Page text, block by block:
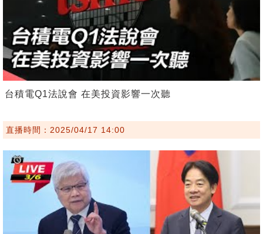
台積電Q1法說會 在美投資影響一次聽
直播時間：2025/04/17 14:00